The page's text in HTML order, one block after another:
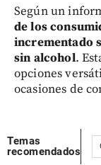
Según un
de los
incrementado
sin alcohol.
opciones
ocasiones de
Temas
recomendados